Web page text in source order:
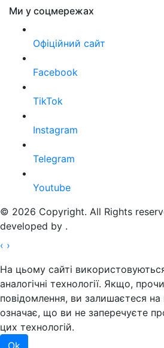
Ми у соцмережах
Офіційний сайт
Facebook
TikTok
Instagram
Telegram
Youtube
© 2026 Copyright. All Rights
developed by .
‹ ›
На цьому сайті
аналогічні технології. Якщо,
повідомлення, ви залишаєтеся
означає, що ви не заперечуєте
цих технологій.
Ok